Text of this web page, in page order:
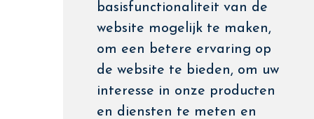
basisfunctionaliteit van de
website mogelijk te maken,
om een betere ervaring op
de website te bieden, om uw
interesse in onze producten
en diensten te meten en